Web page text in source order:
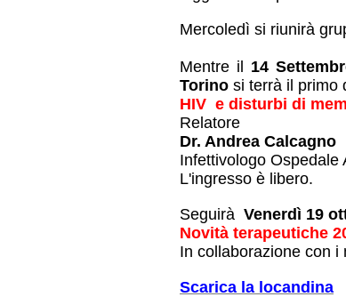
Mercoledì si riunirà
Mentre il 14
Torino si terrà il primo
HIV e disturbi di
Relatore
Dr. Andrea Calcagno
Infettivologo Ospedale
L'ingresso è libero.
Seguirà Venerdì 19
Novità terapeutiche
In collaborazione con i
Scarica la locandina